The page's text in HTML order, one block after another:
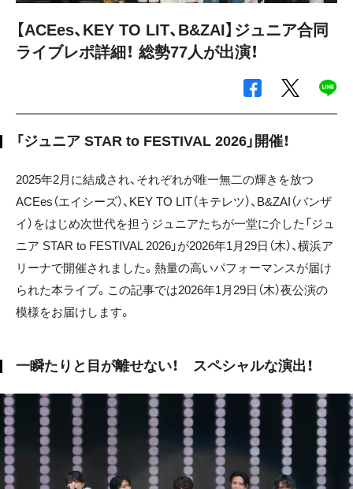
【ACEes、KEY TO LIT、B&ZAI】ジュニア合同
ライブレポ詳細！ 総勢77人が出演！
「ジュニア STAR to FESTIVAL 2026」開催！
2025年2月に結成され、それぞれが唯一無二の輝きを放つ
ACEes（エイシーズ）、KEY TO LIT（キテレツ）、B&ZAI（バンザ
イ）をはじめ次世代を担うジュニアたちが一堂に介した「ジュ
ニア STAR to FESTIVAL 2026」が2026年1月29日（木）、横浜ア
リーナで開催されました。熱量の高いパフォーマンスが届け
られた本ライブ。この記事では2026年1月29日（木）夜公演の
模様をお届けします。
一瞬たりと目が離せない！ スペシャルな演出！